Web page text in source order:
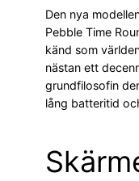
Den nya
Pebble Time
känd som
nästan ett
grundfilosofin
lång batteritid